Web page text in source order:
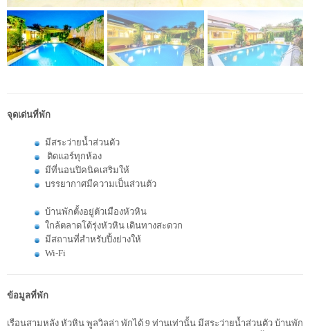
จุดเด่นที่พัก
มีสระว่ายน้ำส่วนตัว
ติดแอร์ทุกห้อง
มีที่นอนปิคนิคเสริมให้
บรรยากาศมีความเป็นส่วนตัว
บ้านพักตั้งอยู่ตัวเมืองหัวหิน
ใกล้ตลาดโต้รุ่งหัวหิน เดินทางสะดวก
มีสถานที่สำหรับปิ้งย่างให้
Wi-Fi
ข้อมูลที่พัก
เรือนสามหลัง หัวหิน พูลวิลล่า พักได้ 9 ท่านเท่านั้น มีสระว่ายน้ำส่วนตัว บ้านพัก